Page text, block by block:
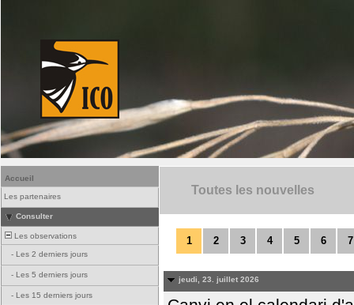
Accueil
Les partenaires
Consulter
Les observations
- Les 2 derniers jours
- Les 5 derniers jours
- Les 15 derniers jours
Toutes les nouvelles
1 2 3 4 5 6 7
jeudi, 23. juillet 2026